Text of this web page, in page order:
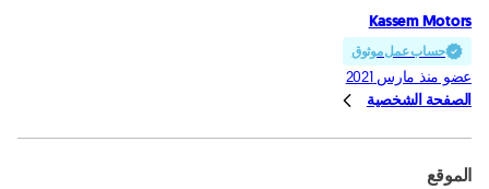
Kassem Motors
حساب عمل موثوق
عضو منذ مارس 2021
الصفحة الشخصية
الموقع